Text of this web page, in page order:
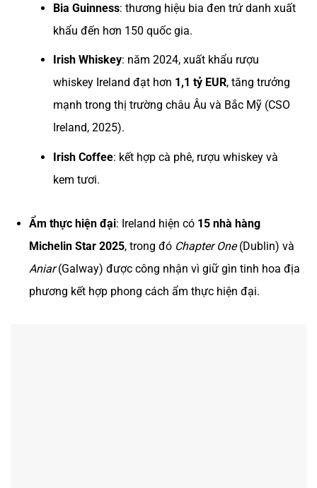
Bia Guinness: thương hiệu bia đen trứ danh xuất
khẩu đến hơn 150 quốc gia.
Irish Whiskey: năm 2024, xuất khẩu rượu
whiskey Ireland đạt hơn 1,1 tỷ EUR, tăng trưởng
mạnh trong thị trường châu Âu và Bắc Mỹ (CSO
Ireland, 2025).
Irish Coffee: kết hợp cà phê, rượu whiskey và
kem tươi.
Ẩm thực hiện đại: Ireland hiện có 15 nhà hàng
Michelin Star 2025, trong đó Chapter One(Dublin) và
Aniar(Galway) được công nhận vì giữ gìn tinh hoa địa
phương kết hợp phong cách ẩm thực hiện đại.